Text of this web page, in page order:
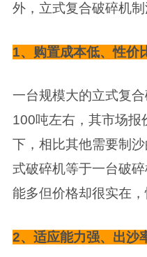
外，立式复合破碎机
1、购置成本低、性价
一台规模大的立式复
100吨左右，其市场报
下，相比其他需要制
式破碎机等于一台破
能多但价格却很实在，
2、适应能力强、出沙